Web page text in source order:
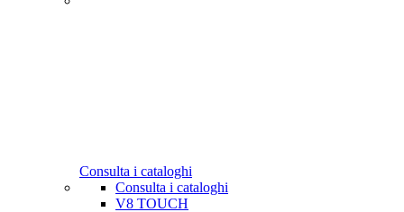
Consulta i cataloghi
Consulta i cataloghi
V8 TOUCH